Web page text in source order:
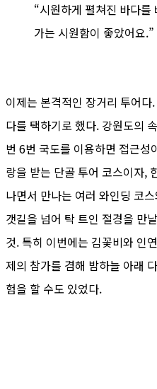
“시원하게 펼쳐진 바다
가는 시원함이 좋았어요.”
이제는 본격적인 장거리 투어
다를 택하기로 했다. 강원도의
번 6번 국도를 이용하면 접근
랑을 받는 단골 투어 코스이자,
나면서 만나는 여러 와인딩 코
갯길을 넘어 탁 트인 절경을 만
것. 특히 이번에는 김꽃비와 인
제의 참가를 겸해 밤하늘 아래
험을 할 수도 있었다.